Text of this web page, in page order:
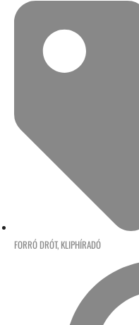
FORRÓ DRÓT, KLIPHÍRADÓ